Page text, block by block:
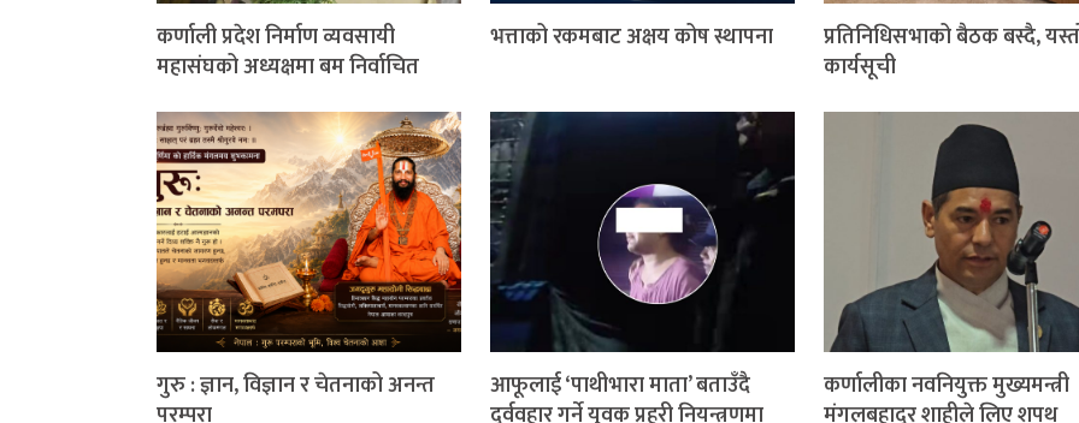
कर्णाली प्रदेश निर्माण व्यवसायी
महासंघको अध्यक्षमा बम निर्वाचित
भत्ताको रकमबाट अक्षय कोष स्थापना
प्रतिनिधिसभाको बैठक बस्दै,
कार्यसूची
गुरु : ज्ञान, विज्ञान र चेतनाको अनन्त
परम्परा
आफूलाई ‘पाथीभारा माता’ बताउँदै
दुर्ववहार गर्ने युवक प्रहरी नियन्त्रणमा
कर्णालीका नवनियुक्त मुख्यमन्त्री
मंगलबहादुर शाहीले लिए शपथ